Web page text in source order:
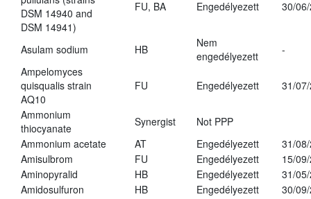
DSM 14940 and
DSM 14941)
FU, BA Engedélyezett 30/
Asulam sodium HB
Nem
engedélyezett
-
Ampelomyces
quisqualis strain
AQ10
FU Engedélyezett 31/
Ammonium
thiocyanate
Synergist
Not PPP
Ammonium acetate
AT Engedélyezett
31/
Amisulbrom
FU Engedélyezett
15/
Aminopyralid
HB Engedélyezett
31/
Amidosulfuron
HB Engedélyezett
30/